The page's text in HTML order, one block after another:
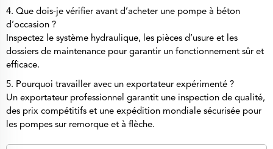
4. Que dois-je vérifier avant d’acheter une pompe à béton
d’occasion ?
Inspectez le système hydraulique, les pièces d’usure et les
dossiers de maintenance pour garantir un fonctionnement sûr et
efficace.
5. Pourquoi travailler avec un exportateur expérimenté ?
Un exportateur professionnel garantit une inspection de qualité,
des prix compétitifs et une expédition mondiale sécurisée pour
les pompes sur remorque et à flèche.